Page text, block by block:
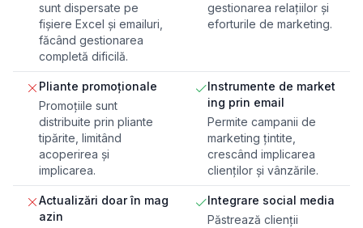
sunt dispersate pe
fișiere Excel și emailuri,
făcând gestionarea
completă dificilă.
gestionarea relațiilor și
eforturile de marketing.
Pliante promoționale
Promoțiile sunt
distribuite prin pliante
tipărite, limitând
acoperirea și
implicarea.
Instrumente de market
ing prin email
Permite campanii de
marketing țintite,
crescând implicarea
clienților și vânzările.
Actualizări doar în mag
azin
Integrare social media
Păstrează clienții